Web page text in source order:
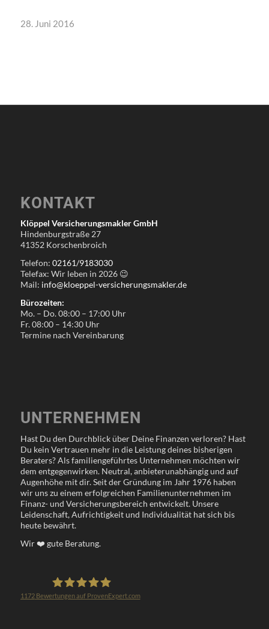
28. Juni 2016
KONTAKT
Klöppel Versicherungsmakler GmbH
Hindenburgstraße 27
41352 Korschenbroich
Telefon: 02161/9183030
Telefax: Wir leben in 2026 😉
Mail: info@kloeppel-versicherungsmakler.de
Bürozeiten:
Mo. – Do. 08:00 – 17:00 Uhr
Fr. 08:00 – 14:30 Uhr
Termine nach Vereinbarung
UNTERNEHMEN
Hast Du den Durchblick über Deine Finanzen verloren? Hast
Du kein Vertrauen mehr in die Leistung deines bisherigen
Beraters? Als familiengeführtes Unternehmen möchten wir
dem entgegenwirken. Neutral, anbieterunabhängig und auf
Augenhöhe mit dir. Seit der Gründung im Jahr 1976 haben
wir uns zu einem erfolgreichen Familienunternehmen im
Finanz- und Versicherungsbereich entwickelt. Unsere
Leidenschaft, Aufrichtigkeit und Individualität hat sich bis
heute bewährt.
Wir❤️ gute Beratung.
1172Bewertungen auf ProvenExpert.com